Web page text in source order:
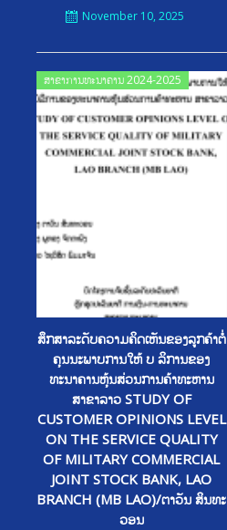
November 10, 2025
ສາຂາການທະນາຄານ 2024-2025
ສຶກສາລະດັບຄວາມຄິດເຫັນຂອງລູກຄ້າຕໍ່
ຄຸນນະພາບການໃຫ້ ບ ລິການຂອງ
ທະນາຄານຫຸ້ນສ່ວນການຄ້າທະຫານ
ສາຂາລາວ STUDY OF
CUSTOMER OPINIONS LEVEL
ON THE SERVICE QUALITY
OF MILITARY COMMERCIAL
JOINT STOCK BANK, LAO
BRANCH (MB LAO)/ຕາວັນ ສິນທະ
ວອນ
Posted
on